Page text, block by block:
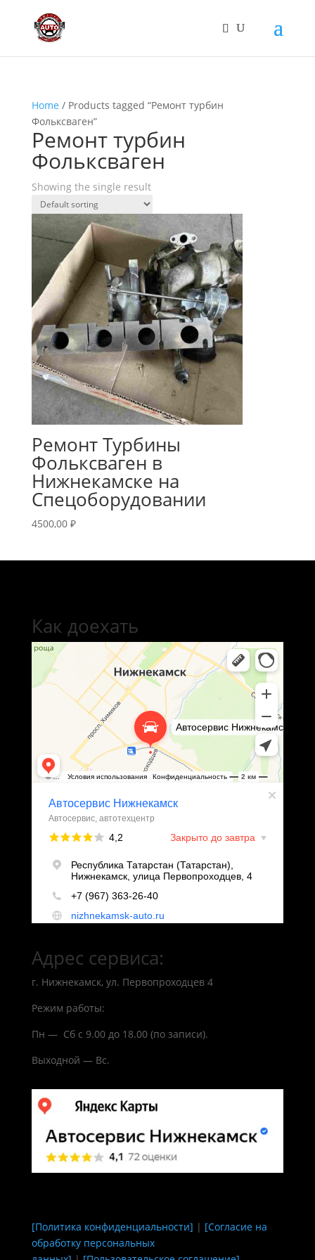
Home / Products tagged “Ремонт турбин
Фольксваген”
Ремонт турбин
Фольксваген
Showing the single result
Ремонт Турбины
Фольксваген в
Нижнекамске на
Спецоборудовании
4500,00 ₽
Как доехать
Адрес сервиса:
г. Нижнекамск, ул. Первопроходцев 4
Режим работы:
Пн — Сб с 9.00 до 18.00 (по записи).
Выходной — Вс.
[Политика конфиденциальности] | [Согласие на
обработку персональных